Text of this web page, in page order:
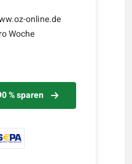
online.de
Woche
% sparen